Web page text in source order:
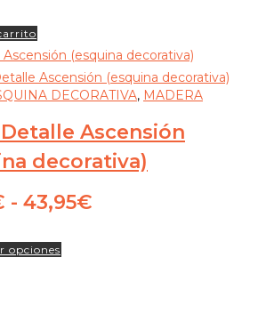
DECORATIVA, MADERA
Ascensión
decorativa)
- 43,95€
opciones